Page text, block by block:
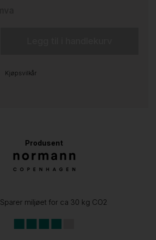
Kjøpsvilkår
Produsent
Sparer miljøet for ca 30 kg CO2